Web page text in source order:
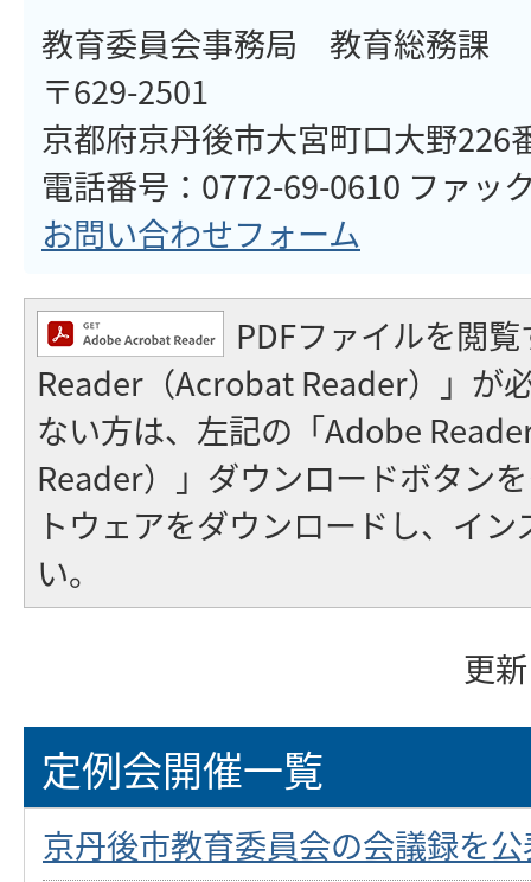
教育委員会事務局 教育総務課
〒629-2501
京都府京丹後市大宮町口大野226
電話番号：0772-69-0610 ファッ
お問い合わせフォーム
PDFファイルを閲
Reader（Acrobat Reader）」が
ない方は、左記の「Adobe
Reader）」ダウンロードボタン
トウェアをダウンロードし、イ
い。
更
定例会開催一覧
京丹後市教育委員会の会議録を